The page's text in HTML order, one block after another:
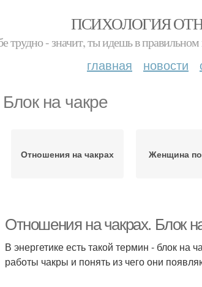
ПСИХОЛОГИЯ
трудно - значит, ты идешь в
главная новости
Блок на чакре
Отношения на чакрах Женщина
Отношения на чакрах. Блок
В энергетике есть такой термин - блок на
работы чакры и понять из чего они